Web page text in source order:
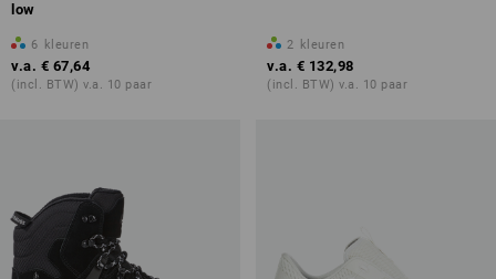
low
6 kleuren
v.a. € 67,64
(incl. BTW) v.a. 10 paar
2 kleuren
v.a. € 132,98
(incl. BTW) v.a. 10 paar